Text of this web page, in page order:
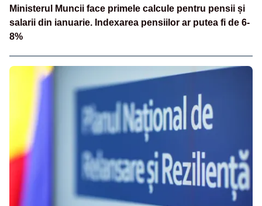
Ministerul Muncii face primele calcule pentru pensii și
salarii din ianuarie. Indexarea pensiilor ar putea fi de 6-
8%